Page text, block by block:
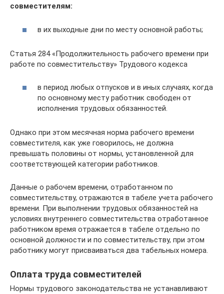
совместителям:
в их выходные дни по месту основной работы;
Статья 284 «Продолжительность рабочего времени при
работе по совместительству» Трудового кодекса
в период любых отпусков и в иных случаях, когда
по основному месту работник свободен от
исполнения трудовых обязанностей.
Однако при этом месячная норма рабочего времени
совместителя, как уже говорилось, не должна
превышать половины от нормы, установленной для
соответствующей категории работников.
Данные о рабочем времени, отработанном по
совместительству, отражаются в табеле учета рабочего
времени. При выполнении трудовых обязанностей на
условиях внутреннего совместительства отработанное
работником время отражается в табеле отдельно по
основной должности и по совместительству, при этом
работнику могут присваиваться два табельных номера.
Оплата труда совместителей
Нормы трудового законодательства не устанавливают